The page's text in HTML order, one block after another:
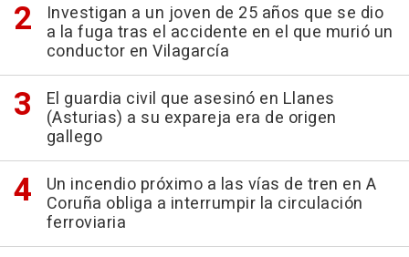
Investigan a un joven de 25 años que se dio
a la fuga tras el accidente en el que murió un
conductor en Vilagarcía
El guardia civil que asesinó en Llanes
(Asturias) a su expareja era de origen
gallego
Un incendio próximo a las vías de tren en A
Coruña obliga a interrumpir la circulación
ferroviaria